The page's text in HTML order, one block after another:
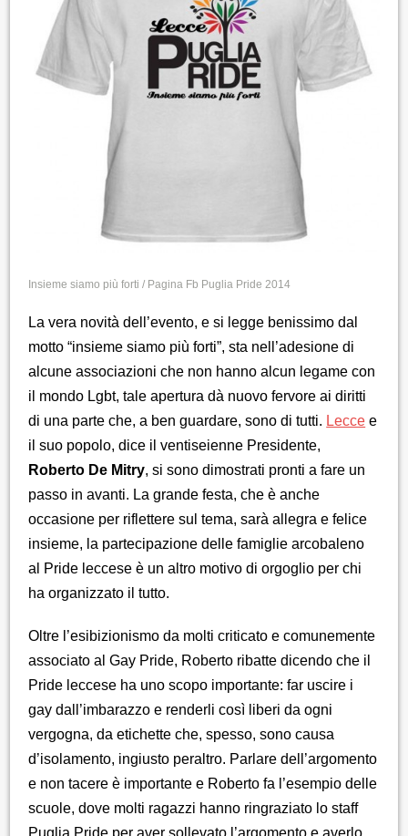
Insieme siamo più forti / Pagina Fb Puglia Pride 2014
La vera novità dell’evento, e si legge benissimo dal
motto “insieme siamo più forti”, sta nell’adesione di
alcune associazioni che non hanno alcun legame con
il mondo Lgbt, tale apertura dà nuovo fervore ai diritti
di una parte che, a ben guardare, sono di tutti. Lecce e
il suo popolo, dice il ventiseienne Presidente,
Roberto De Mitry, si sono dimostrati pronti a fare un
passo in avanti. La grande festa, che è anche
occasione per riflettere sul tema, sarà allegra e felice
insieme, la partecipazione delle famiglie arcobaleno
al Pride leccese è un altro motivo di orgoglio per chi
ha organizzato il tutto.
Oltre l’esibizionismo da molti criticato e comunemente
associato al Gay Pride, Roberto ribatte dicendo che il
Pride leccese ha uno scopo importante: far uscire i
gay dall’imbarazzo e renderli così liberi da ogni
vergogna, da etichette che, spesso, sono causa
d’isolamento, ingiusto peraltro. Parlare dell’argomento
e non tacere è importante e Roberto fa l’esempio delle
scuole, dove molti ragazzi hanno ringraziato lo staff
Puglia Pride per aver sollevato l’argomento e averlo